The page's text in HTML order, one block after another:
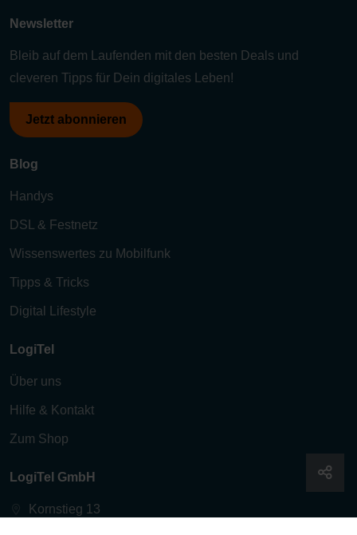
Newsletter
Bleib auf dem Laufenden mit den besten Deals und
cleveren Tipps für Dein digitales Leben!
Jetzt abonnieren
Blog
Handys
DSL & Festnetz
Wissenswertes zu Mobilfunk
Tipps & Tricks
Digital Lifestyle
LogiTel
Über uns
Hilfe & Kontakt
Zum Shop
LogiTel GmbH
Kornstieg 13